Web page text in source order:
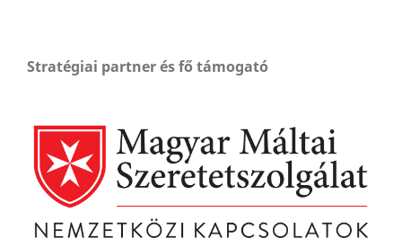
Stratégiai partner és fő támogató